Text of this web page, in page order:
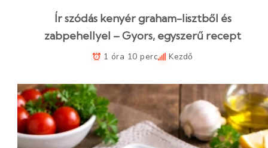
Ír szódás kenyér graham-lisztből és
zabpehellyel – Gyors, egyszerű recept
1 óra 10 perc Kezdő